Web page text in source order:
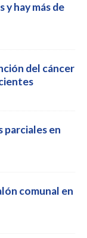
y hay más de
del cáncer
parciales en
comunal en